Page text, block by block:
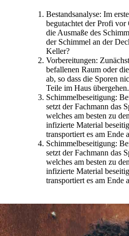
Bestandsanalyse: Im
begutachtet der Profi vor
die Ausmaße des
der Schimmel an der
Keller?
Vorbereitungen:
befallenen Raum oder
ab, so dass die Sporen
Teile im Haus übergehen.
Schimmelbeseitigung:
setzt der Fachmann das
welches am besten zu
infizierte Material
transportiert es am Ende
Schimmelbeseitigung:
setzt der Fachmann das
welches am besten zu
infizierte Material
transportiert es am Ende